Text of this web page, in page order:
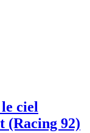
le ciel
(Racing 92)